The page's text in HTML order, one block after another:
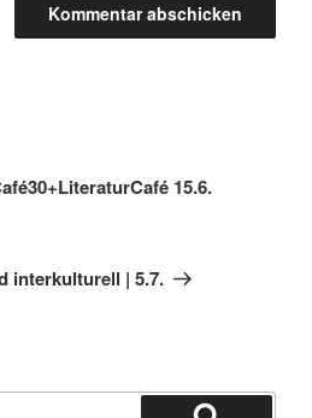
15.6.
interkulturell | 5.7.